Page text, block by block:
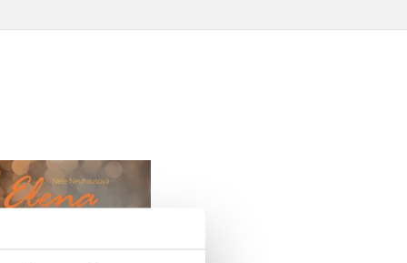
Elena: Mračna nad
turnajem